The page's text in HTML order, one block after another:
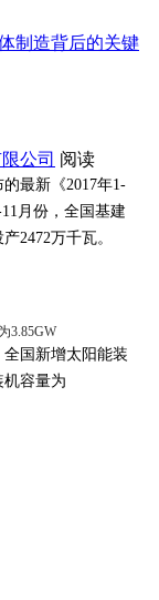
制造背后的关键
公司 阅读
最新《2017年1-
月份，全国基建
2472万千瓦。
国新增太阳能装
机容量为